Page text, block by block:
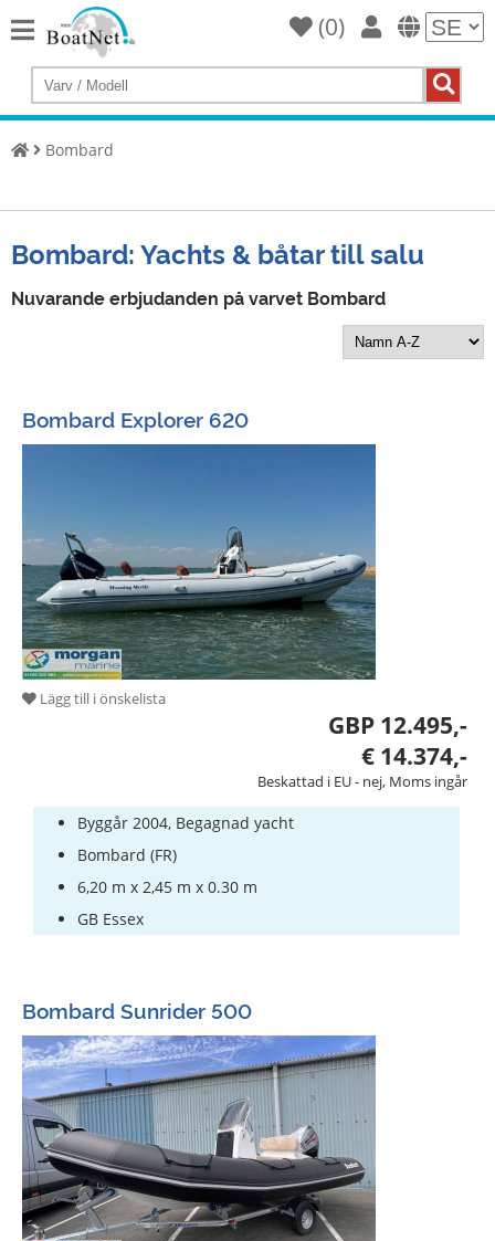
Home
Köp
yacht
Kommersiell
säljare
Båtmäklare
Båtutrustning
Stulna
båtar
Experterna
Segel-
och
Varven
(0)
Bombard
Bombard: Yachts & båtar till salu
Nuvarande erbjudanden på varvet Bombard
Bombard Explorer 620
Lägg till i önskelista
GBP 12.495,-
€ 14.374,-
Beskattad i EU - nej, Moms ingår
Byggår 2004, Begagnad yacht
Bombard (FR)
6,20 m x 2,45 m x 0.30 m
GB Essex
Bombard Sunrider 500